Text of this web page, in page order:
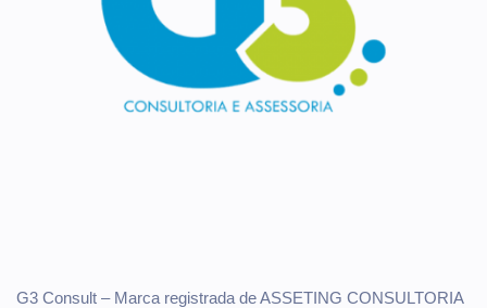
G3 Consult – Marca registrada de ASSETING CONSULTORIA